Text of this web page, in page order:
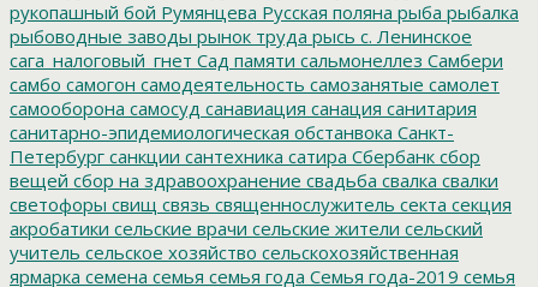
рукопашный бой Румянцева Русская поляна рыба рыбалка
рыбоводные заводы рынок труда рысь с. Ленинское
сага_налоговый_гнет Сад памяти сальмонеллез Самбери
самбо самогон самодеятельность самозанятые самолет
самооборона самосуд санавиация санация санитария
санитарно-эпидемиологическая обстанвока Санкт-
Петербург санкции сантехника сатира Сбербанк сбор
вещей сбор на здравоохранение свадьба свалка свалки
светофоры свищ связь священнослужитель секта секция
акробатики сельские врачи сельские жители сельский
учитель сельское хозяйство сельскохозяйственная
ярмарка семена семья семья года Семья года-2019 семья